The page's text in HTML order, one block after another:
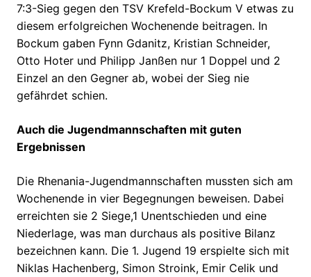
7:3-Sieg gegen den TSV Krefeld-Bockum V etwas zu
diesem erfolgreichen Wochenende beitragen. In
Bockum gaben Fynn Gdanitz, Kristian Schneider,
Otto Hoter und Philipp Janßen nur 1 Doppel und 2
Einzel an den Gegner ab, wobei der Sieg nie
gefährdet schien.
Auch die Jugendmannschaften mit guten
Ergebnissen
Die Rhenania-Jugendmannschaften mussten sich am
Wochenende in vier Begegnungen beweisen. Dabei
erreichten sie 2 Siege,1 Unentschieden und eine
Niederlage, was man durchaus als positive Bilanz
bezeichnen kann. Die 1. Jugend 19 erspielte sich mit
Niklas Hachenberg, Simon Stroink, Emir Celik und